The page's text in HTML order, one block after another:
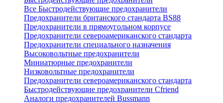
Все Быстродействующие предохранители
Предохранители британского стандарта BS88
Предохранители в прямоугольном корпусе
Предохранители североамериканского стандарта
Предохранители специального назначения
Высоковольтные предохранители
Миниатюрные предохранители
Низковольтные предохранители
Предохранители североамериканского стандарта
Быстродействующие предохранители Cfriend
Аналоги предохранителей Bussmann